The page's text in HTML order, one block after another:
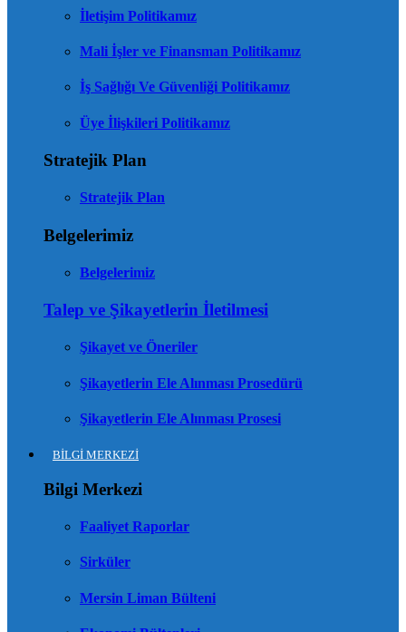
İletişim Politikamız
Mali İşler ve Finansman Politikamız
İş Sağlığı Ve Güvenliği Politikamız
Üye İlişkileri Politikamız
Stratejik Plan
Stratejik Plan
Belgelerimiz
Belgelerimiz
Talep ve Şikayetlerin İletilmesi
Şikayet ve Öneriler
Şikayetlerin Ele Alınması Prosedürü
Şikayetlerin Ele Alınması Prosesi
BİLGİ MERKEZİ
Bilgi Merkezi
Faaliyet Raporlar
Sirküler
Mersin Liman Bülteni